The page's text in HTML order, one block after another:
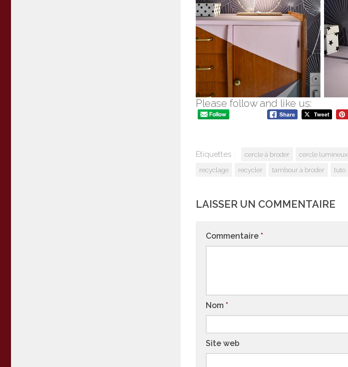
Please follow and like us:
Étiquettes : cercle à broder cercle lumineux
recyclage
recycler tambour à broder tuto
LAISSER UN COMMENTAIRE
Commentaire *
Nom *
Site web